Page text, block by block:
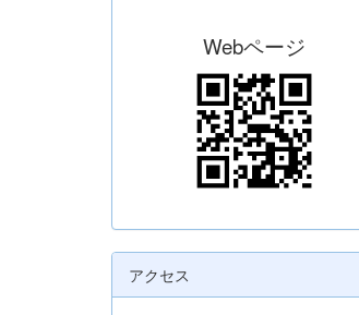
Webページ
アクセス